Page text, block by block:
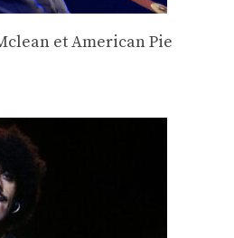
et American Pie